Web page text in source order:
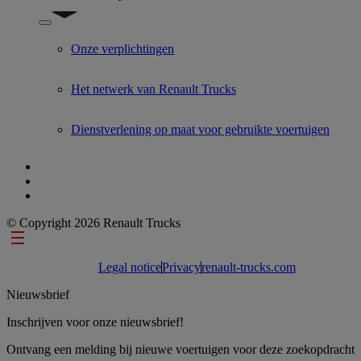
Show submenu for Used Trucks by Renault Trucks
Onze verplichtingen
Het netwerk van Renault Trucks
Dienstverlening op maat voor gebruikte voertuigen
© Copyright 2026 Renault Trucks
Footer links
Legal noticePrivacyrenault-trucks.com
Nieuwsbrief
Inschrijven voor onze nieuwsbrief!
Ontvang een melding bij nieuwe voertuigen voor deze zoekopdracht